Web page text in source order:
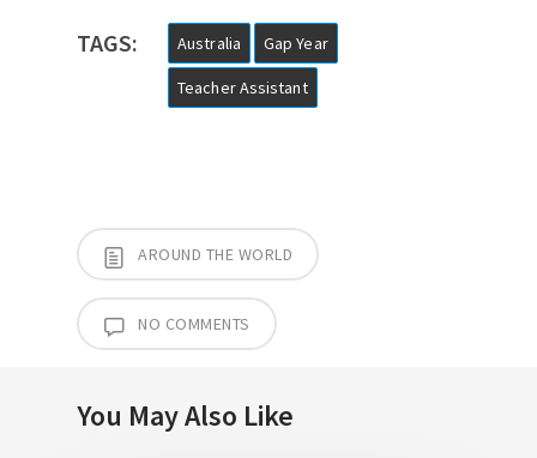
TAGS: Australia Gap Year
Teacher Assistant
AROUND THE WORLD
NO COMMENTS
You May Also Like